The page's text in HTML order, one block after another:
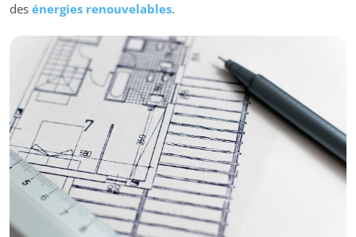
des énergies renouvelables.